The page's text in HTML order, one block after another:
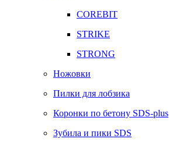
COREBIT
STRIKE
STRONG
Ножовки
Пилки для лобзика
Коронки по бетону SDS-plus
Зубила и пики SDS